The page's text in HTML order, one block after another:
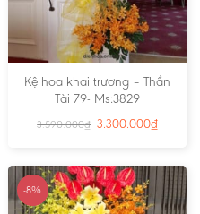
Kệ hoa khai trương – Thần
Tài 79- Ms:3829
3.590.000₫ 3.300.000₫
-8%